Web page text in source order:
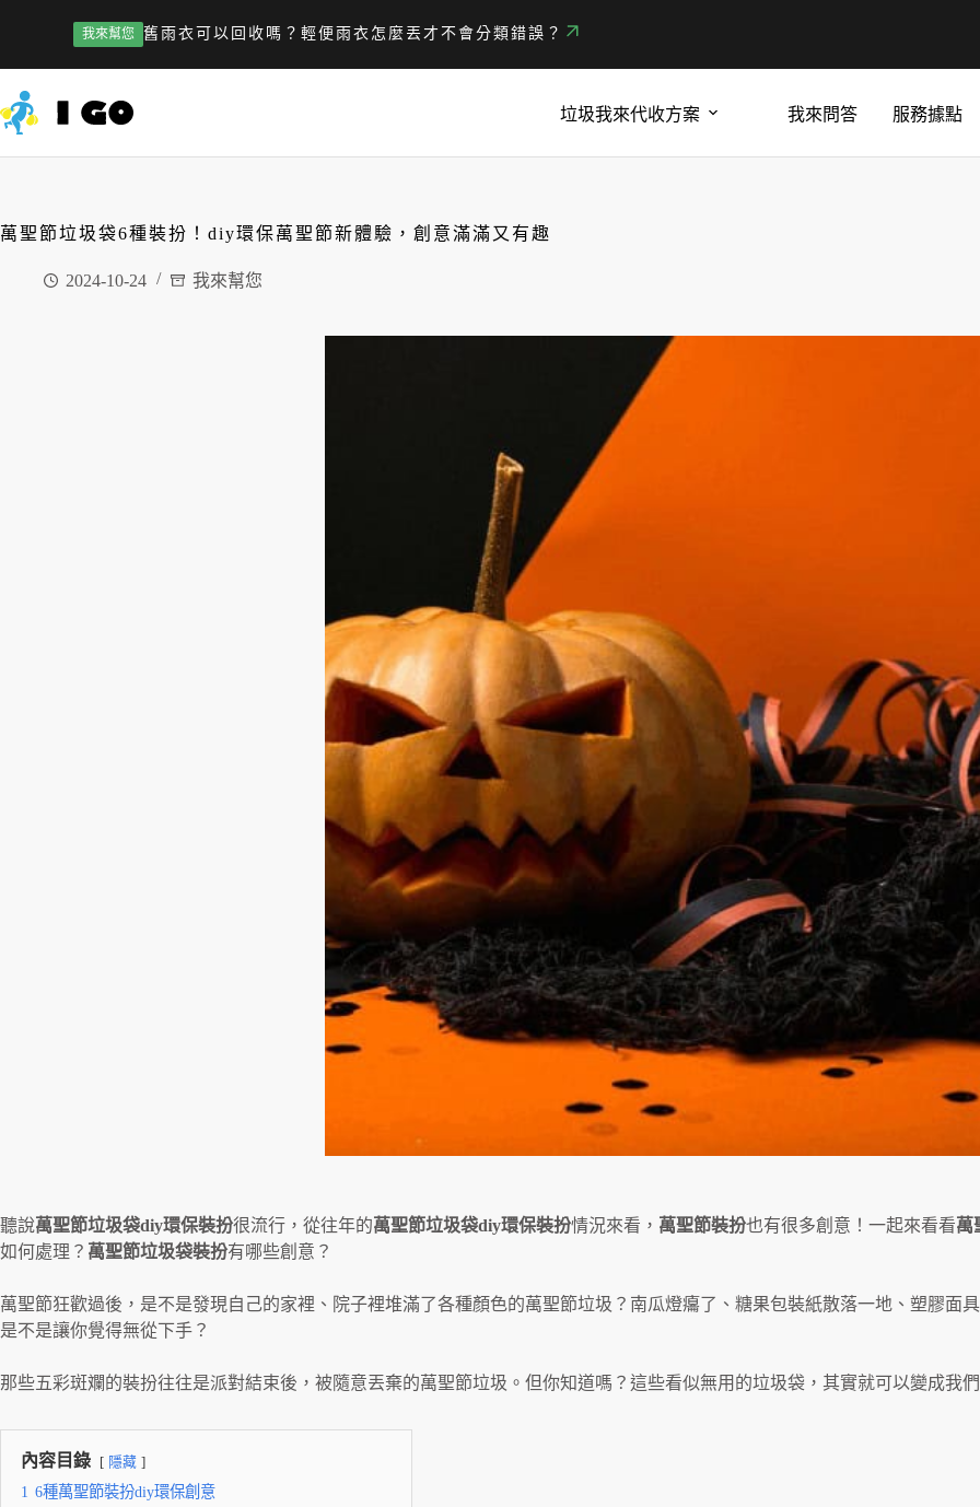
我來幫您 舊雨衣可以回收嗎？輕便雨衣怎麼丟才不會分類錯誤？
垃圾我來代收方案 我來問答 服務據點
萬聖節垃圾袋6種裝扮！diy環保萬聖節新體驗，創意滿滿又有趣
2024-10-24 我來幫您
聽說萬聖節垃圾袋diy環保裝扮很流行，從往年的萬聖節垃圾袋diy環保裝扮情況來看， 萬聖節裝扮也有很多創意！一起來看看萬
如何處理？ 萬聖節垃圾袋裝扮有哪些創意？
萬聖節狂歡過後，是不是發現自己的家裡、院子裡堆滿了各種顏色的萬聖節垃圾？南瓜燈癟了、糖果包裝紙散落一地、塑膠面
是不是讓你覺得無從下手？
那些五彩斑斕的裝扮往往是派對結束後，被隨意丟棄的萬聖節垃圾。但你知道嗎？這些看似無用的垃圾袋，其實就可以變成我們
內容目錄 隱藏
1 6種萬聖節裝扮diy環保創意